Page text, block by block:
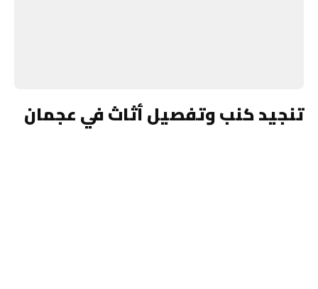
تنجيد كنب وتفصيل أثاث في عجمان